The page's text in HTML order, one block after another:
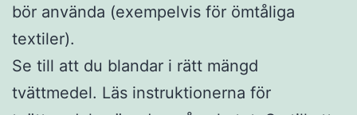
bör använda (exempelvis för ömtåliga
textiler).
Se till att du blandar i rätt mängd
tvättmedel. Läs instruktionerna för